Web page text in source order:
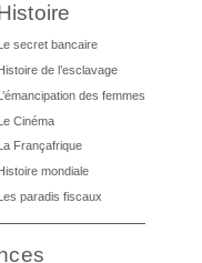
Le secret bancaire
de l’esclavage
des femmes
Cinéma
La Françafrique
mondiale
paradis fiscaux